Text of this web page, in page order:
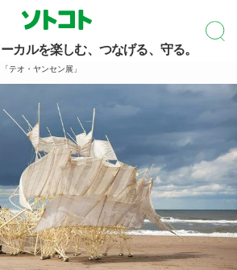
カルを楽しむ、つなげる、守る。
テオ・ヤンセン展」